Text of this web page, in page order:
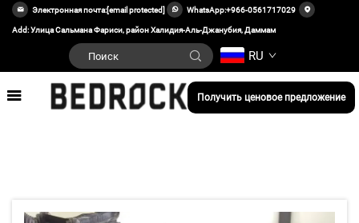
Электронная почта:[email protected] WhatsApp:+966-0561717029
Add: Улица Сальмана Фариси, район Халидия-Аль-Джанубия, Даммам
RU
Получить ценовое предложение